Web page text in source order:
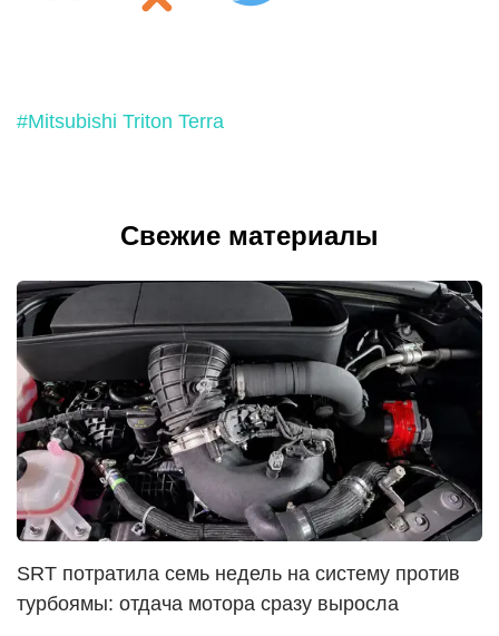
#Mitsubishi Triton Terra
Свежие материалы
SRT потратила семь недель на систему против
турбоямы: отдача мотора сразу выросла